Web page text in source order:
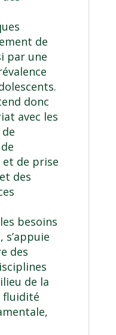
de
par une
donc
avec les
et de prise
des
besoins
des
de la
fluidité